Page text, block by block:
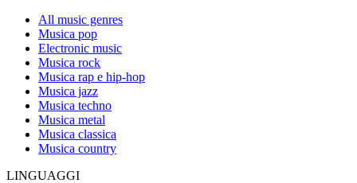
All music genres
Musica pop
Electronic music
Musica rock
Musica rap e hip-hop
Musica jazz
Musica techno
Musica metal
Musica classica
Musica country
LINGUAGGI